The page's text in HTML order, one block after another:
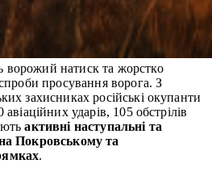
натиск та жорстко
просування ворога. З
захисниках російські окупанти
ударів, 105 обстрілів
активні наступальні та
Покровському та
.